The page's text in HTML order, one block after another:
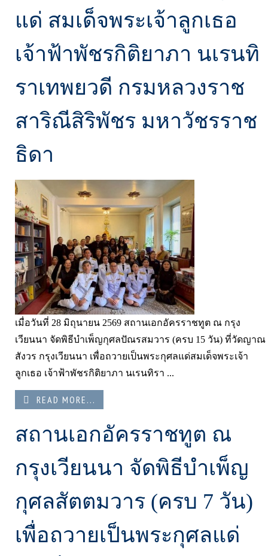
แด่ สมเด็จพระเจ้าลูกเธอ
เจ้าฟ้าพัชรกิติยาภา นเรนทิ
ราเทพยวดี กรมหลวงราช
สาริณีสิริพัชร มหาวัชรราช
ธิดา
เมื่อวันที่ 28 มิถุนายน 2569 สถานเอกอัครราชทูต ณ กรุง
เวียนนา จัดพิธีบำเพ็ญกุศลปัณรสมวาร (ครบ 15 วัน) ที่วัดญาณ
สังวร กรุงเวียนนา เพื่อถวายเป็นพระกุศลแด่สมเด็จพระเจ้า
ลูกเธอ เจ้าฟ้าพัชรกิติยาภา นเรนทิรา ...
READ MORE...
สถานเอกอัครราชทูต ณ
กรุงเวียนนา จัดพิธีบำเพ็ญ
กุศลสัตตมวาร (ครบ 7 วัน)
เพื่อถวายเป็นพระกุศลแด่